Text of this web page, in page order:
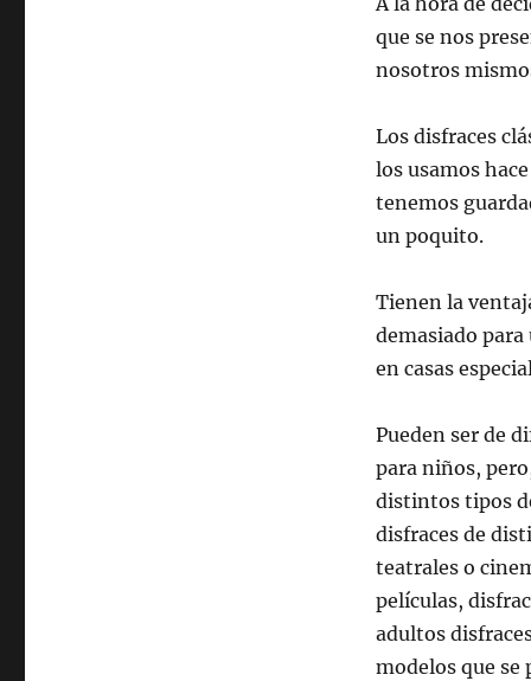
que se nos
nosotros
Los disfraces
los usamos
tenemos
un poquito.
Tienen la
demasiado
en casas
Pueden ser de
para niños,
distintos tipos
disfraces de
teatrales o
películas,
adultos
modelos que se